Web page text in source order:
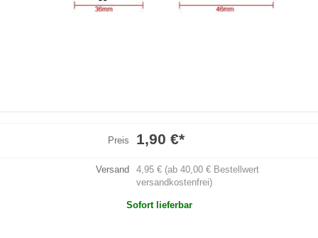
Preis 1,90 €*
Versand
4,95 € (ab 40,00 € Bestellwert
versandkostenfrei)
Sofort lieferbar